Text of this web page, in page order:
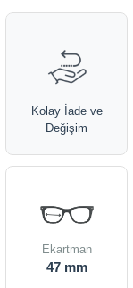
Kolay İade ve
Değişim
Ekartman
47 mm